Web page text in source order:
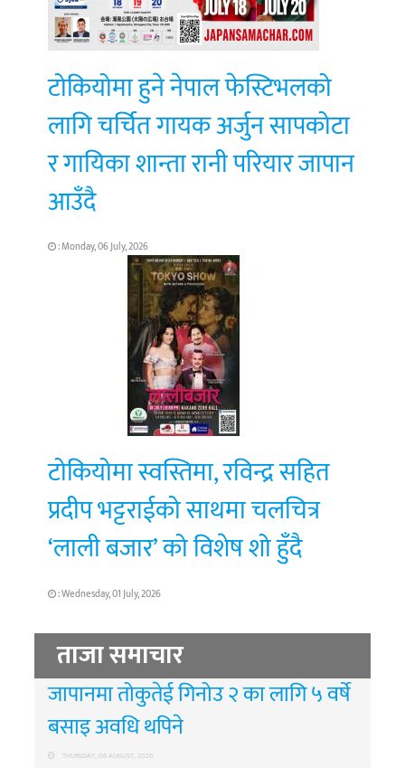
टोकियोमा हुने नेपाल फेस्टिभलको
लागि चर्चित गायक अर्जुन सापकोटा
र गायिका शान्ता रानी परियार जापान
आउँदै
: Monday, 06 July, 2026
टोकियोमा स्वस्तिमा, रविन्द्र सहित
प्रदीप भट्टराईको साथमा चलचित्र
‘लाली बजार’ को विशेष शो हुँदै
: Wednesday, 01 July, 2026
ताजा समाचार
जापानमा तोकुतेई गिनोउ २ का लागि ५ वर्षे
बसाइ अवधि थपिने
THURSDAY, 06 AUGUST, 2026